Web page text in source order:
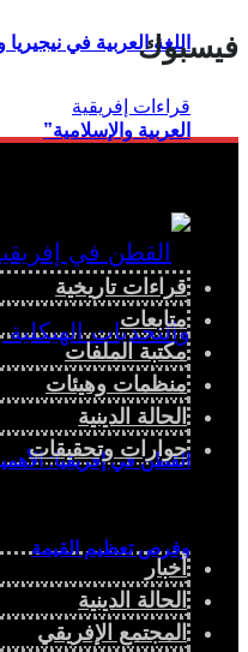
اللغة العربية في
العربية والإسلامية”
القطن في إفريقيا:
وفرص تعظيم القيمة
فيسبوك
قراءات تاريخية
متابعات
مكتبة الملفات
منظمات وهيئات
الحالة الدينية
حوارات وتحقيقات
أخبار
الحالة الدينية
المجتمع الإفريقي